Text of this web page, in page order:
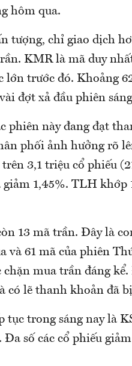
hôm qua.
tượng, chỉ giao dịch
KMR là mã duy
lớn trước đó. Khoảng
đợt xả đầu phiên
phiên này đang đạt
phối ảnh hưởng rõ
3,1 triệu cổ phiếu
1,45%. TLH khớp
13 mã trần. Đây là
và 61 mã của phiên
mua trần đáng
có lẽ thanh khoản đã
tục trong sáng nay là
số các cổ phiếu